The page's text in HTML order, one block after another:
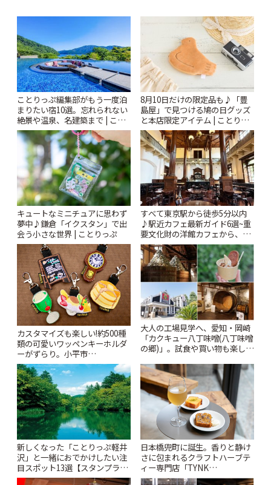
ことりっぷ編集部がもう一度泊
まりたい宿10選。忘れられない
絶景や温泉、名建築まで | こと
りっぷ
8月10日だけの限定品も♪「豊
島屋」で見つける鳩の日グッズ
と本店限定アイテム | ことりっ
ぷ
キュートなミニチュアに思わず
夢中♪鎌倉「イクスタン」で出
会う小さな世界 | ことりっぷ
すべて東京駅から徒歩5分以内
♪駅近カフェ最新ガイド6選~重
要文化財の洋館カフェから、改
札すぐのレトロ喫茶まで~ | こと
りっぷ
カスタマイズも楽しい!約500種
類の可愛いワッペンキーホルダ
ーがずらり。小平市
「Kimamaya T&K」 | ことりっ
ぷ
大人の工場見学へ、愛知・岡崎
「カクキュー八丁味噌(八丁味噌
の郷)」。試食や買い物も楽しみ
新しくなった「ことりっぷ軽井
沢」と一緒におでかけしたい注
目スポット13選【スタンプラリ
ー開催中】 | ことりっぷ
日本橋兜町に誕生。香りと静け
さに包まれるクラフトハーブテ
ィー専門店「TYNK
Kabutocho」 | ことりっぷ